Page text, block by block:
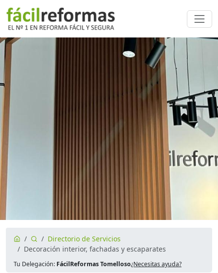
Directorio de Servicios
Decoración interior, fachadas y escaparates
Tu Delegación: FácilReformas Tomelloso¿Necesitas ayuda?